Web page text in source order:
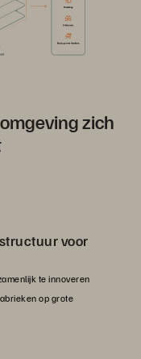
zich
voor
te innoveren
op grote